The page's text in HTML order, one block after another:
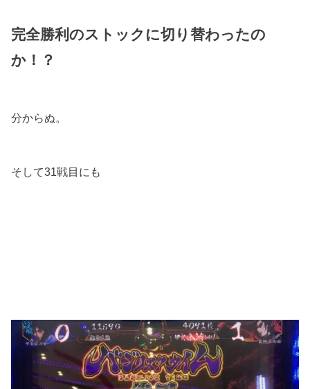
完全勝利のストックに切り替わったの
か！？
分からぬ。
そして31戦目にも